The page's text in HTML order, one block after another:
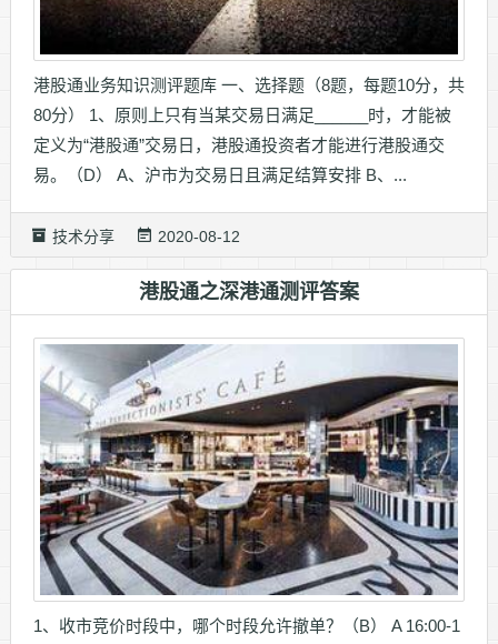
港股通业务知识测评题库 一、选择题（8题，每题10分，共
80分） 1、原则上只有当某交易日满足______时，才能被
定义为“港股通”交易日，港股通投资者才能进行港股通交
易。（D） A、沪市为交易日且满足结算安排 B、...
技术分享 2020-08-12
港股通之深港通测评答案
1、收市竞价时段中，哪个时段允许撤单？（B） A 16:00-1